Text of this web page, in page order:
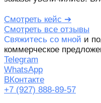
Смотреть кейс ➔
Смотреть все отзывы
Свяжитесь со мной и
коммерческое
Telegram
WhatsApp
ВКонтакте
+7 (927) 888-89-57